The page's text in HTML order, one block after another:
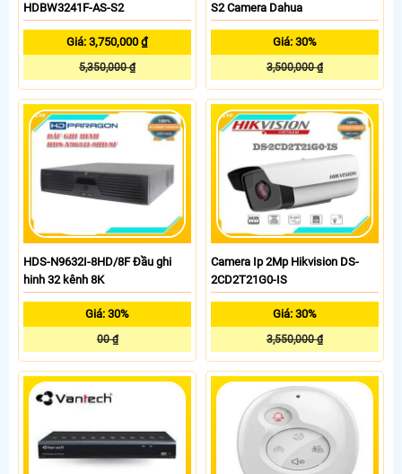
HDBW3241F-AS-S2
Giá: 3,750,000 ₫
5,350,000 ₫
S2 Camera Dahua
Giá: 30%
3,500,000 ₫
HDS-N9632I-8HD/8F Đầu ghi
hinh 32 kênh 8K
Giá: 30%
00 ₫
Camera Ip 2Mp Hikvision DS-
2CD2T21G0-IS
Giá: 30%
3,550,000 ₫